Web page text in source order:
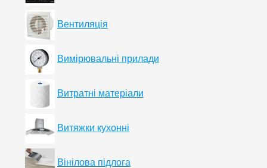
Вентиляція
Вимірювальні прилади
Витратні матеріали
Витяжки кухонні
Вінілова підлога